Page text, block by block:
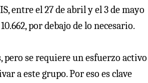
entre el 27 de abril y el 3 de mayo
por debajo de lo necesario.
pero se requiere un esfuerzo activo
a este grupo. Por eso es clave